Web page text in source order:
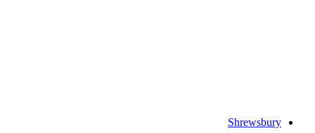
Shrewsbury